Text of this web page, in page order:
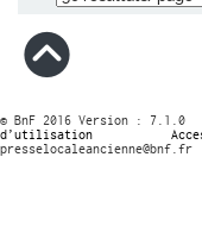
© BnF 2016 Version : 7.1.0
d’utilisation
presselocaleancienne@bnf.fr